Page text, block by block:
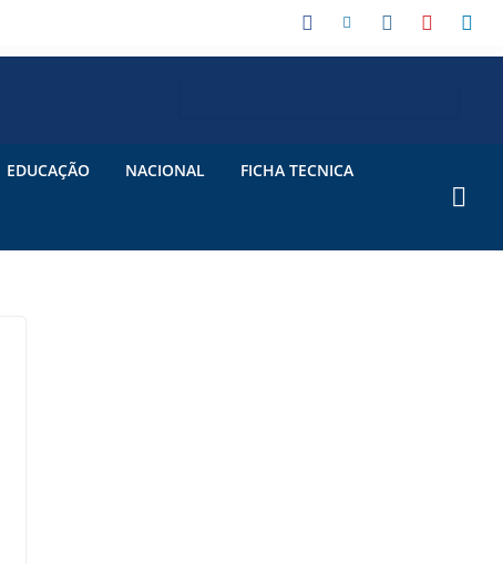
EDUCAÇÃO NACIONAL FICHA TECNICA